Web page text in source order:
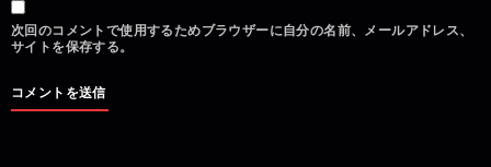
次回のコメントで使用するためブラウザーに自分の名前、メールアドレス、
サイトを保存する。